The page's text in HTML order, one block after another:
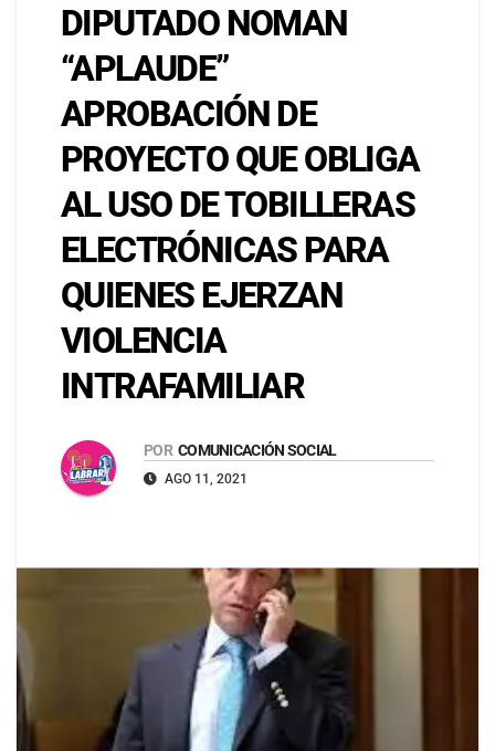
DIPUTADO NOMAN
“APLAUDE”
APROBACIÓN DE
PROYECTO QUE OBLIGA
AL USO DE TOBILLERAS
ELECTRÓNICAS PARA
QUIENES EJERZAN
VIOLENCIA
INTRAFAMILIAR
POR COMUNICACIÓN SOCIAL
AGO 11, 2021